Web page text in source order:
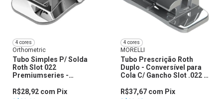
4 cores
Orthometric
Tubo Simples P/ Solda
Roth Slot 022
Premiumseries -
R$28,92 com Pix
4 cores
MORELLI
Tubo Prescrição Roth
Duplo - Conversível para
Cola C/ Gancho Slot .022 -
R$37,67 com Pix